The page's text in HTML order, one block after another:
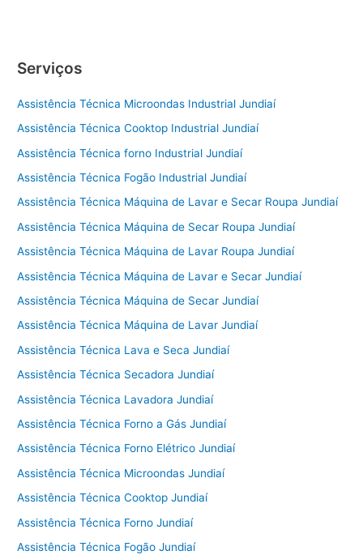
Serviços
Assistência Técnica Microondas Industrial Jundiaí
Assistência Técnica Cooktop Industrial Jundiaí
Assistência Técnica forno Industrial Jundiaí
Assistência Técnica Fogão Industrial Jundiaí
Assistência Técnica Máquina de Lavar e Secar Roupa Jundiaí
Assistência Técnica Máquina de Secar Roupa Jundiaí
Assistência Técnica Máquina de Lavar Roupa Jundiaí
Assistência Técnica Máquina de Lavar e Secar Jundiaí
Assistência Técnica Máquina de Secar Jundiaí
Assistência Técnica Máquina de Lavar Jundiaí
Assistência Técnica Lava e Seca Jundiaí
Assistência Técnica Secadora Jundiaí
Assistência Técnica Lavadora Jundiaí
Assistência Técnica Forno a Gás Jundiaí
Assistência Técnica Forno Elétrico Jundiaí
Assistência Técnica Microondas Jundiaí
Assistência Técnica Cooktop Jundiaí
Assistência Técnica Forno Jundiaí
Assistência Técnica Fogão Jundiaí